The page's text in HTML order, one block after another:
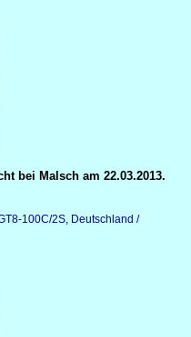
bei Malsch am 22.03.2013.
100C/2S, Deutschland /